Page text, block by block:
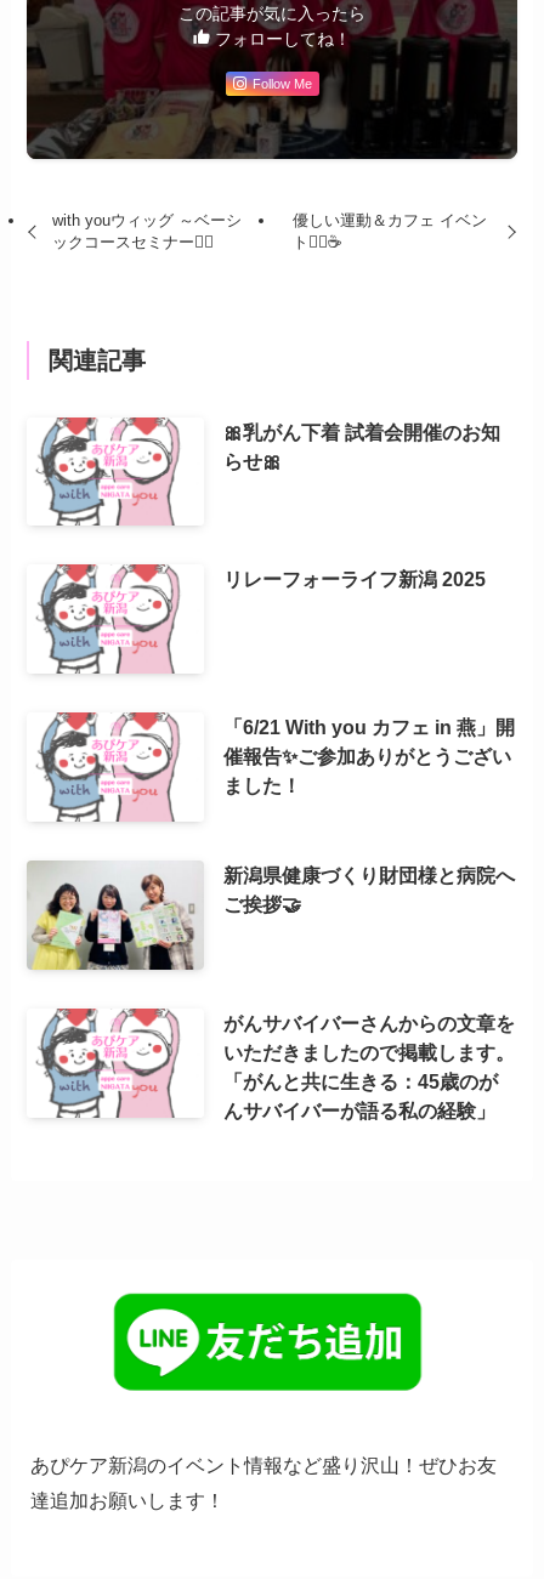
この記事が気に入ったら
フォローしてね！
Follow Me
with youウィッグ ～ベーシ
ックコースセミナー💇‍♀️
優しい運動＆カフェ イベン
ト🧘‍♀️☕️
関連記事
🎀乳がん下着 試着会開催のお知
らせ🎀
リレーフォーライフ新潟 2025
「6/21 With you カフェ in 燕」開
催報告✨ご参加ありがとうござい
ました！
新潟県健康づくり財団様と病院へ
ご挨拶🤝
がんサバイバーさんからの文章を
いただきましたので掲載します。
「がんと共に生きる：45歳のが
んサバイバーが語る私の経験」
あぴケア新潟のイベント情報など盛り沢山！ぜひお友
達追加お願いします！